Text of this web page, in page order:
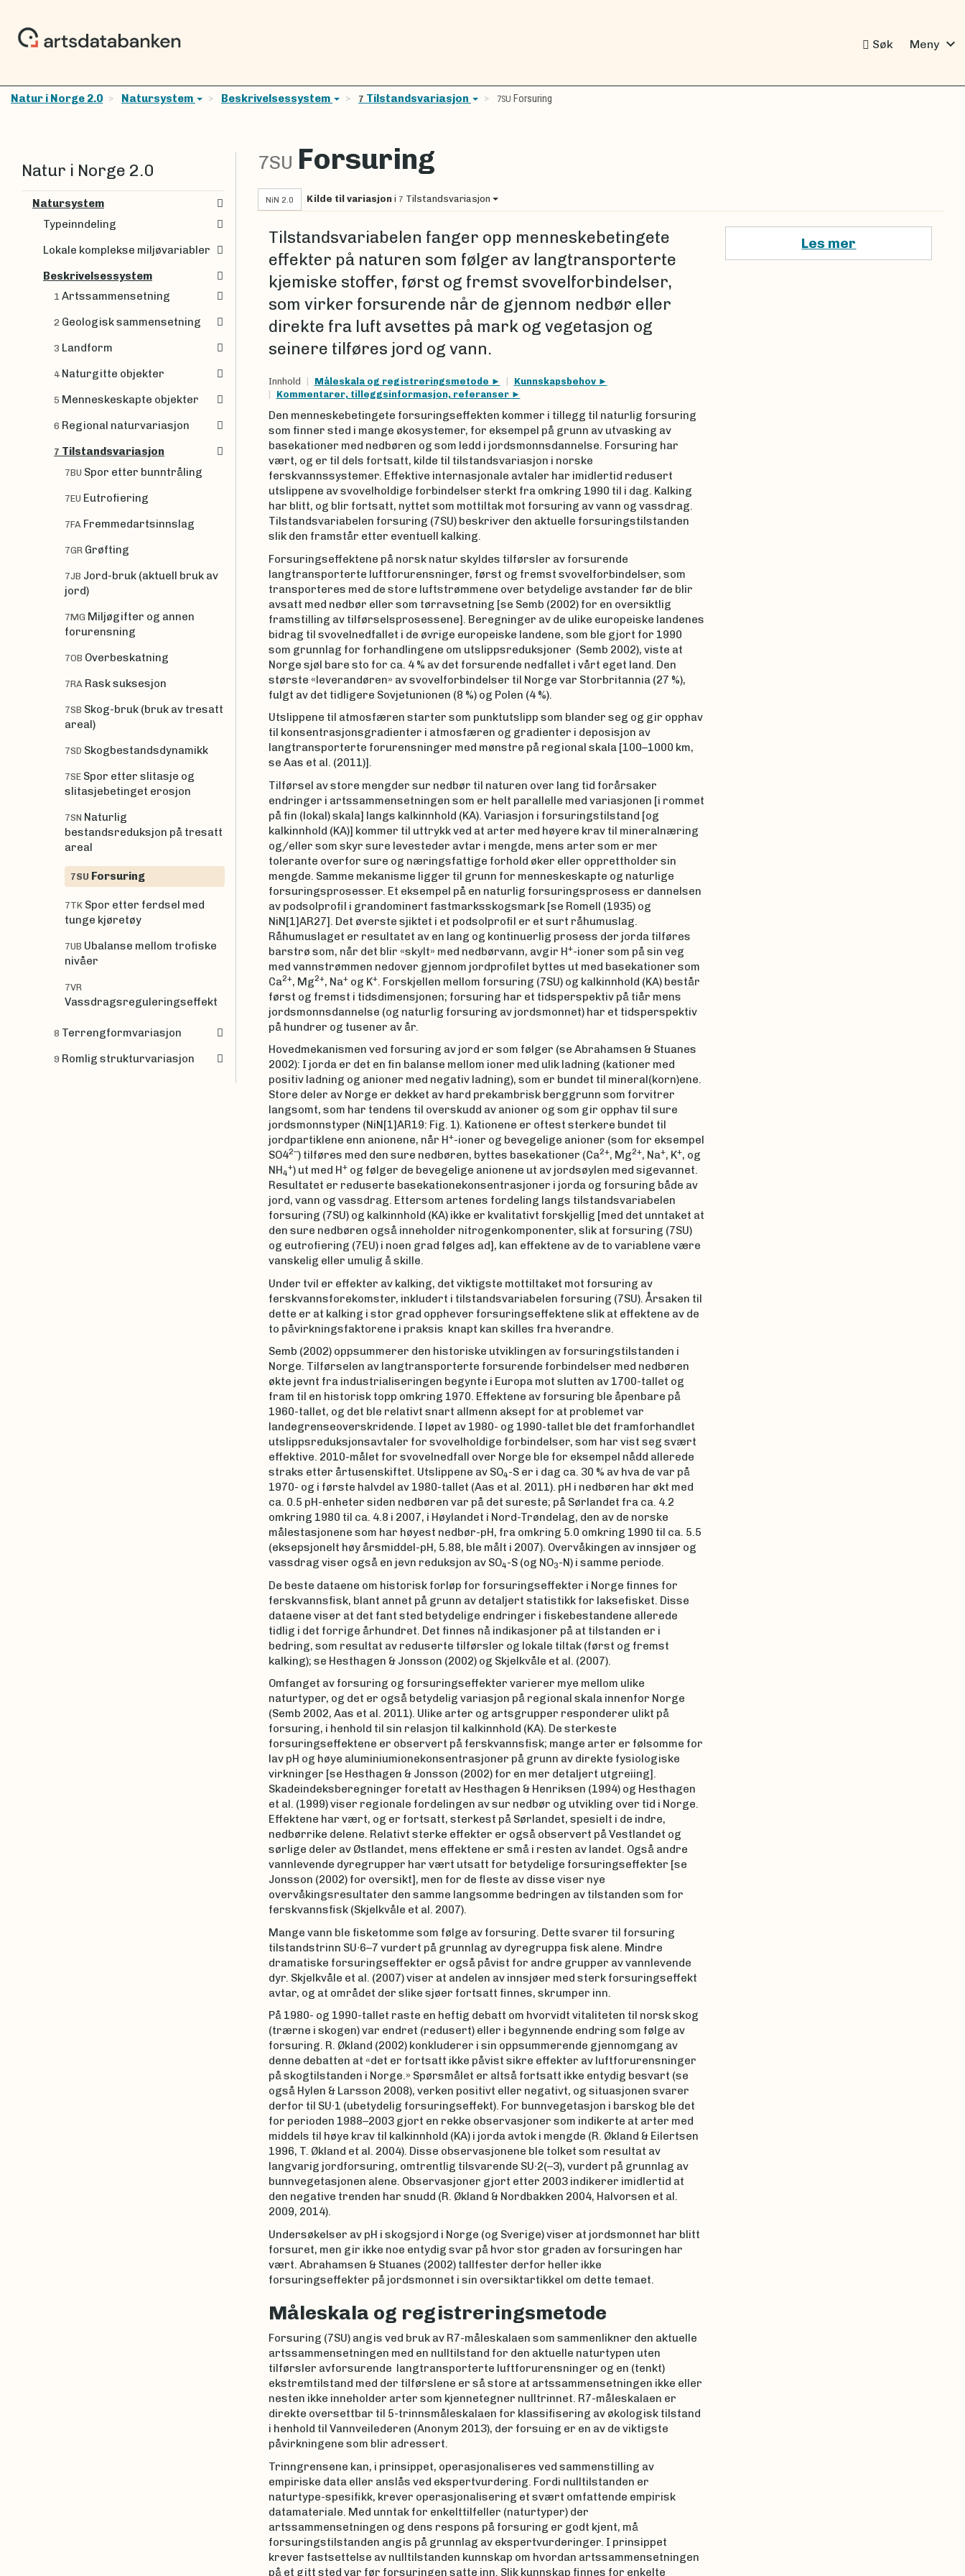
Søk Meny expand_more
Natur i Norge 2.0 Natursystem Beskrivelsessystem 7 Tilstandsvariasjon 7SU Forsuring
7SU Forsuring
NiN 2.0 Kilde til variasjon i 7 Tilstandsvariasjon
Tilstandsvariabelen fanger opp menneskebetingete
effekter på naturen som følger av langtransporterte
kjemiske stoffer, først og fremst svovelforbindelser,
som virker forsurende når de gjennom nedbør eller
direkte fra luft avsettes på mark og vegetasjon og
seinere tilføres jord og vann.
Innhold Måleskala og registreringsmetode
Kunnskapsbehov
Kommentarer, tilleggsinformasjon, referanser
Den menneskebetingete forsuringseffekten kommer i tillegg til naturlig forsuring
som finner sted i mange økosystemer, for eksempel på grunn av utvasking av
basekationer med nedbøren og som ledd i jordsmonnsdannelse. Forsuring har
vært, og er til dels fortsatt, kilde til tilstandsvariasjon i norske
ferskvannssystemer. Effektive internasjonale avtaler har imidlertid redusert
utslippene av svovelholdige forbindelser sterkt fra omkring 1990 til i dag. Kalking
har blitt, og blir fortsatt, nyttet som mottiltak mot forsuring av vann og vassdrag.
Tilstandsvariabelen forsuring (7SU) beskriver den aktuelle forsuringstilstanden
slik den framstår etter eventuell kalking.
Forsuringseffektene på norsk natur skyldes tilførsler av forsurende
langtransporterte luftforurensninger, først og fremst svovelforbindelser, som
transporteres med de store luftstrømmene over betydelige avstander før de blir
avsatt med nedbør eller som tørravsetning [se Semb (2002) for en oversiktlig
framstilling av tilførselsprosessene]. Beregninger av de ulike europeiske landenes
bidrag til svovelnedfallet i de øvrige europeiske landene, som ble gjort for 1990
som grunnlag for forhandlingene om utslippsreduksjoner (Semb 2002), viste at
Norge sjøl bare sto for ca. 4 % av det forsurende nedfallet i vårt eget land. Den
største «leverandøren» av svovelforbindelser til Norge var Storbritannia (27 %),
fulgt av det tidligere Sovjetunionen (8 %) og Polen (4 %).
Utslippene til atmosfæren starter som punktutslipp som blander seg og gir opphav
til konsentrasjonsgradienter i atmosfæren og gradienter i deposisjon av
langtransporterte forurensninger med mønstre på regional skala [100–1000 km,
se Aas et al. (2011)].
Tilførsel av store mengder sur nedbør til naturen over lang tid forårsaker
endringer i artssammensetningen som er helt parallelle med variasjonen [i rommet
på fin (lokal) skala] langs kalkinnhold (KA). Variasjon i forsuringstilstand [og
kalkinnhold (KA)] kommer til uttrykk ved at arter med høyere krav til mineralnæring
og/eller som skyr sure levesteder avtar i mengde, mens arter som er mer
tolerante overfor sure og næringsfattige forhold øker eller opprettholder sin
mengde. Samme mekanisme ligger til grunn for menneskeskapte og naturlige
forsuringsprosesser. Et eksempel på en naturlig forsuringsprosess er dannelsen
av podsolprofil i grandominert fastmarksskogsmark [se Romell (1935) og
NiN[1]AR27]. Det øverste sjiktet i et podsolprofil er et surt råhumuslag.
Råhumuslaget er resultatet av en lang og kontinuerlig prosess der jorda tilføres
barstrø som, når det blir «skylt» med nedbørvann, avgir H+-ioner som på sin veg
med vannstrømmen nedover gjennom jordprofilet byttes ut med basekationer som
Ca2+, Mg2+, Na+og K+. Forskjellen mellom forsuring (7SU) og kalkinnhold (KA) består
først og fremst i tidsdimensjonen; forsuring har et tidsperspektiv på tiår mens
jordsmonnsdannelse (og naturlig forsuring av jordsmonnet) har et tidsperspektiv
på hundrer og tusener av år.
Hovedmekanismen ved forsuring av jord er som følger (se Abrahamsen & Stuanes
2002): I jorda er det en fin balanse mellom ioner med ulik ladning (kationer med
positiv ladning og anioner med negativ ladning), som er bundet til mineral(korn)ene.
Store deler av Norge er dekket av hard prekambrisk berggrunn som forvitrer
langsomt, som har tendens til overskudd av anioner og som gir opphav til sure
jordsmonnstyper (NiN[1]AR19: Fig. 1). Kationene er oftest sterkere bundet til
jordpartiklene enn anionene, når H+-ioner og bevegelige anioner (som for eksempel
SO42–) tilføres med den sure nedbøren, byttes basekationer (Ca2+, Mg2+, Na+, K+, og
NH4
+) ut med H+og følger de bevegelige anionene ut av jordsøylen med sigevannet.
Resultatet er reduserte basekationekonsentrasjoner i jorda og forsuring både av
jord, vann og vassdrag. Ettersom artenes fordeling langs tilstandsvariabelen
forsuring (7SU) og kalkinnhold (KA) ikke er kvalitativt forskjellig [med det unntaket at
den sure nedbøren også inneholder nitrogenkomponenter, slik at forsuring (7SU)
og eutrofiering (7EU) i noen grad følges ad], kan effektene av de to variablene være
vanskelig eller umulig å skille.
Under tvil er effekter av kalking, det viktigste mottiltaket mot forsuring av
ferskvannsforekomster, inkludert i tilstandsvariabelen forsuring (7SU). Årsaken til
dette er at kalking i stor grad opphever forsuringseffektene slik at effektene av de
to påvirkningsfaktorene i praksis knapt kan skilles fra hverandre.
Semb (2002) oppsummerer den historiske utviklingen av forsuringstilstanden i
Norge. Tilførselen av langtransporterte forsurende forbindelser med nedbøren
økte jevnt fra industrialiseringen begynte i Europa mot slutten av 1700-tallet og
fram til en historisk topp omkring 1970. Effektene av forsuring ble åpenbare på
1960-tallet, og det ble relativt snart allmenn aksept for at problemet var
landegrenseoverskridende. I løpet av 1980- og 1990-tallet ble det framforhandlet
utslippsreduksjonsavtaler for svovelholdige forbindelser, som har vist seg svært
effektive. 2010-målet for svovelnedfall over Norge ble for eksempel nådd allerede
straks etter årtusenskiftet. Utslippene av SO4-S er i dag ca. 30 % av hva de var på
1970- og i første halvdel av 1980-tallet (Aas et al. 2011). pH i nedbøren har økt med
ca. 0.5 pH-enheter siden nedbøren var på det sureste; på Sørlandet fra ca. 4.2
omkring 1980 til ca. 4.8 i 2007, i Høylandet i Nord-Trøndelag, den av de norske
målestasjonene som har høyest nedbør-pH, fra omkring 5.0 omkring 1990 til ca. 5.5
(eksepsjonelt høy årsmiddel-pH, 5.88, ble målt i 2007). Overvåkingen av innsjøer og
vassdrag viser også en jevn reduksjon av SO4-S (og NO3-N) i samme periode.
De beste dataene om historisk forløp for forsuringseffekter i Norge finnes for
ferskvannsfisk, blant annet på grunn av detaljert statistikk for laksefisket. Disse
dataene viser at det fant sted betydelige endringer i fiskebestandene allerede
tidlig i det forrige århundret. Det finnes nå indikasjoner på at tilstanden er i
bedring, som resultat av reduserte tilførsler og lokale tiltak (først og fremst
kalking); se Hesthagen & Jonsson (2002) og Skjelkvåle et al. (2007).
Omfanget av forsuring og forsuringseffekter varierer mye mellom ulike
naturtyper, og det er også betydelig variasjon på regional skala innenfor Norge
(Semb 2002, Aas et al. 2011). Ulike arter og artsgrupper responderer ulikt på
forsuring, i henhold til sin relasjon til kalkinnhold (KA). De sterkeste
forsuringseffektene er observert på ferskvannsfisk; mange arter er følsomme for
lav pH og høye aluminiumionekonsentrasjoner på grunn av direkte fysiologiske
virkninger [se Hesthagen & Jonsson (2002) for en mer detaljert utgreiing].
Skadeindeksbereg­ninger foretatt av Hesthagen & Henriksen (1994) og Hesthagen
et al. (1999) viser regionale fordelingen av sur nedbør og utvikling over tid i Norge.
Effektene har vært, og er fortsatt, sterkest på Sørlandet, spesielt i de indre,
nedbørrike delene. Relativt sterke effekter er også observert på Vestlandet og
sørlige deler av Østlandet, mens effektene er små i resten av landet. Også andre
vannlevende dyregrupper har vært utsatt for betydelige forsuringseffekter [se
Jonsson (2002) for oversikt], men for de fleste av disse viser nye
overvåkingsresultater den samme langsomme bedringen av tilstanden som for
ferskvannsfisk (Skjelkvåle et al. 2007).
Mange vann ble fisketomme som følge av forsuring. Dette svarer til forsuring
tilstandstrinn SU∙6–7 vurdert på grunnlag av dyregruppa fisk alene. Mindre
dramatiske forsuringseffekter er også påvist for andre grupper av vannlevende
dyr. Skjelkvåle et al. (2007) viser at andelen av innsjøer med sterk forsuringseffekt
avtar, og at området der slike sjøer fortsatt finnes, skrumper inn.
På 1980- og 1990-tallet raste en heftig debatt om hvorvidt vitaliteten til norsk skog
(trærne i skogen) var endret (redusert) eller i begynnende endring som følge av
forsuring. R. Økland (2002) konkluderer i sin oppsummerende gjennomgang av
denne debatten at «det er fortsatt ikke påvist sikre effekter av luftforurensninger
på skogtilstanden i Norge.» Spørsmålet er altså fortsatt ikke entydig besvart (se
også Hylen & Larsson 2008), verken positivt eller negativt, og situasjonen svarer
derfor til SU∙1 (ubetydelig forsuringseffekt). For bunnvegetasjon i barskog ble det
for perioden 1988–2003 gjort en rekke observasjoner som indikerte at arter med
middels til høye krav til kalkinnhold (KA) i jorda avtok i mengde (R. Økland & Eilertsen
1996, T. Økland et al. 2004). Disse observasjonene ble tolket som resultat av
langvarig jordforsuring, omtrentlig tilsvarende SU∙2(–3), vurdert på grunnlag av
bunnvegetasjonen alene. Observasjoner gjort etter 2003 indikerer imidlertid at
den negative trenden har snudd (R. Økland & Nordbakken 2004, Halvorsen et al.
2009, 2014).
Undersøkelser av pH i skogsjord i Norge (og Sverige) viser at jordsmonnet har blitt
forsuret, men gir ikke noe entydig svar på hvor stor graden av forsuringen har
vært. Abrahamsen & Stuanes (2002) tallfester derfor heller ikke
forsuringseffekter på jordsmonnet i sin oversiktartikkel om dette temaet.
Måleskala og registreringsmetode
Forsuring (7SU) angis ved bruk av R7-måleskalaen som sammenlikner den aktuelle
artssammensetningen med en nulltilstand for den aktuelle naturtypen uten
tilførsler avforsurende langtransporterte luftforurensninger og en (tenkt)
ekstremtilstand med der tilførslene er så store at artssammensetningen ikke eller
nesten ikke inneholder arter som kjennetegner nulltrinnet. R7-måleskalaen er
direkte oversettbar til 5-trinnsmåleskalaen for klassifisering av økologisk tilstand
i henhold til Vannveilederen (Anonym 2013), der forsuing er en av de viktigste
påvirkningene som blir adressert.
Trinngrensene kan, i prinsippet, operasjonaliseres ved sammenstilling av
empiriske data eller anslås ved ekspertvurdering. Fordi nulltilstanden er
naturtype-spesifikk, krever operasjonalisering et svært omfattende empirisk
datamateriale. Med unntak for enkelttilfeller (naturtyper) der
artssammensetningen og dens respons på forsuring er godt kjent, må
forsuringstilstanden angis på grunnlag av ekspertvurderinger. I prinsippet
krever fastsettelse av nulltilstanden kunnskap om hvordan artssammensetningen
på et gitt sted var før forsuringen satte inn. Slik kunnskap finnes for enkelte
Les mer
Natur i Norge 2.0
Natursystem
Typeinndeling
Lokale komplekse miljøvariabler
Beskrivelsessystem
1 Artssammensetning
2 Geologisk sammensetning
3 Landform
4 Naturgitte objekter
5 Menneskeskapte objekter
6 Regional naturvariasjon
7 Tilstandsvariasjon
7BU Spor etter bunntråling
7EU Eutrofiering
7FA Fremmedartsinnslag
7GR Grøfting
7JB Jord-bruk (aktuell bruk av
jord)
7MG Miljøgifter og annen
forurensning
7OB Overbeskatning
7RA Rask suksesjon
7SB Skog-bruk (bruk av tresatt
areal)
7SD Skogbestandsdynamikk
7SE Spor etter slitasje og
slitasjebetinget erosjon
7SN Naturlig
bestandsreduksjon på tresatt
areal
7SU Forsuring
7TK Spor etter ferdsel med
tunge kjøretøy
7UB Ubalanse mellom trofiske
nivåer
7VR
Vassdragsreguleringseffekt
8 Terrengformvariasjon
9 Romlig strukturvariasjon